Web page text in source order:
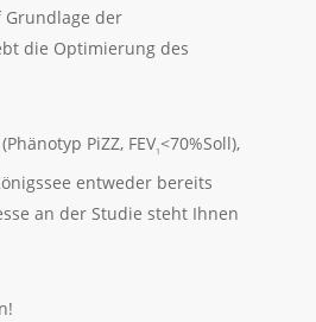
der
die Optimierung des
PiZZ, FEV1 <70%Soll),
entweder bereits
an der Studie steht Ihnen